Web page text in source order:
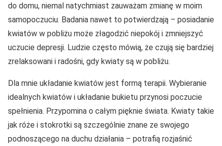
do domu, niemal natychmiast zauważam zmianę w moim
samopoczuciu. Badania nawet to potwierdzają – posiadanie
kwiatów w pobliżu może złagodzić niepokój i zmniejszyć
uczucie depresji. Ludzie często mówią, że czują się bardziej
zrelaksowani i radośni, gdy kwiaty są w pobliżu.
Dla mnie układanie kwiatów jest formą terapii. Wybieranie
idealnych kwiatów i układanie bukietu przynosi poczucie
spełnienia. Przypomina o całym pięknie świata. Kwiaty takie
jak róże i stokrotki są szczególnie znane ze swojego
podnoszącego na duchu działania – potrafią rozjaśnić